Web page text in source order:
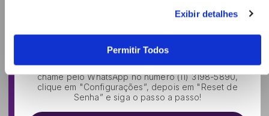
Exibir detalhes
Permitir Todos
Cadastre-se e fique por dentro
das novidades Multi GIGA.
Chegou novidade!
Assistente virtual para reset de senha dos
gravadores
Agora, se precisar resetar a senha do seu DVR, nos
chame pelo WhatsApp no número (11) 3198-5890,
clique em "Configurações”, depois em "Reset de
Senha” e siga o passo a passo!